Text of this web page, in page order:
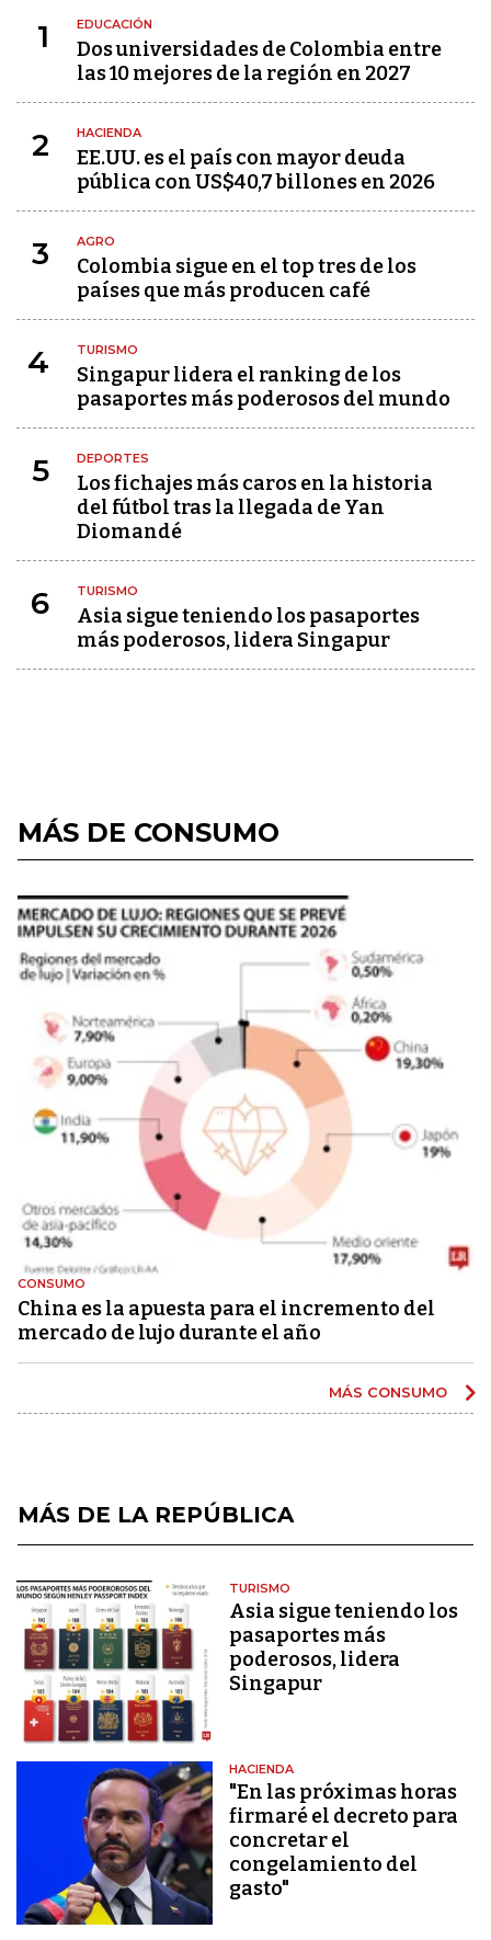
1 EDUCACIÓN
Dos universidades de Colombia entre
las 10 mejores de la región en 2027
2 HACIENDA
EE.UU. es el país con mayor deuda
pública con US$40,7 billones en 2026
3 AGRO
Colombia sigue en el top tres de los
países que más producen café
4 TURISMO
Singapur lidera el ranking de los
pasaportes más poderosos del mundo
5 DEPORTES
Los fichajes más caros en la historia
del fútbol tras la llegada de Yan
Diomandé
6 TURISMO
Asia sigue teniendo los pasaportes
más poderosos, lidera Singapur
MÁS DE CONSUMO
CONSUMO
China es la apuesta para el incremento del
mercado de lujo durante el año
MÁS CONSUMO
MÁS DE LA REPÚBLICA
TURISMO
Asia sigue teniendo los
pasaportes más
poderosos, lidera
Singapur
HACIENDA
"En las próximas horas
firmaré el decreto para
concretar el
congelamiento del
gasto"